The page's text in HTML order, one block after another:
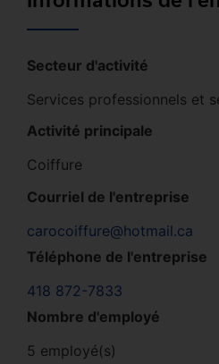
Secteur d'activité
Services professionnels et
Activité principale
Coiffure
Courriel de l'entreprise
carocoiffure@hotmail.ca
Téléphone de l'entreprise
418 872-7833
Nombre d'employé
5 employé(s)